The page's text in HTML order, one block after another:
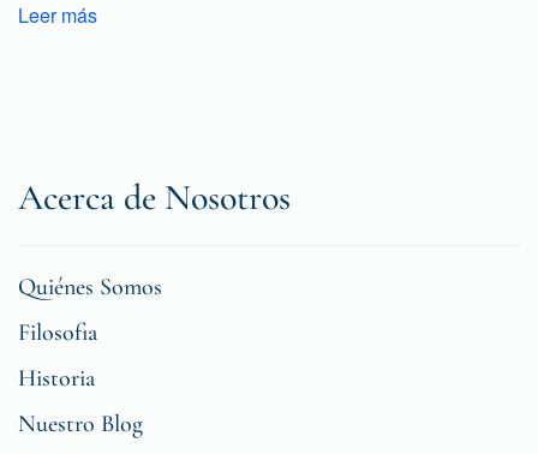
Leer más
Acerca de Nosotros
Quiénes Somos
Filosofia
Historia
Nuestro Blog